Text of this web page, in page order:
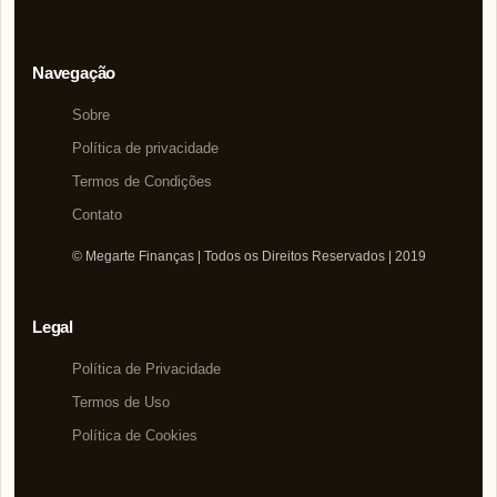
Navegação
Sobre
Política de privacidade
Termos de Condições
Contato
© Megarte Finanças | Todos os Direitos Reservados | 2019
Legal
Política de Privacidade
Termos de Uso
Política de Cookies